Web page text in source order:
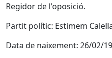
Regidor de l'oposició.
Partit polític: Estimem
Data de naixement: 26/02/